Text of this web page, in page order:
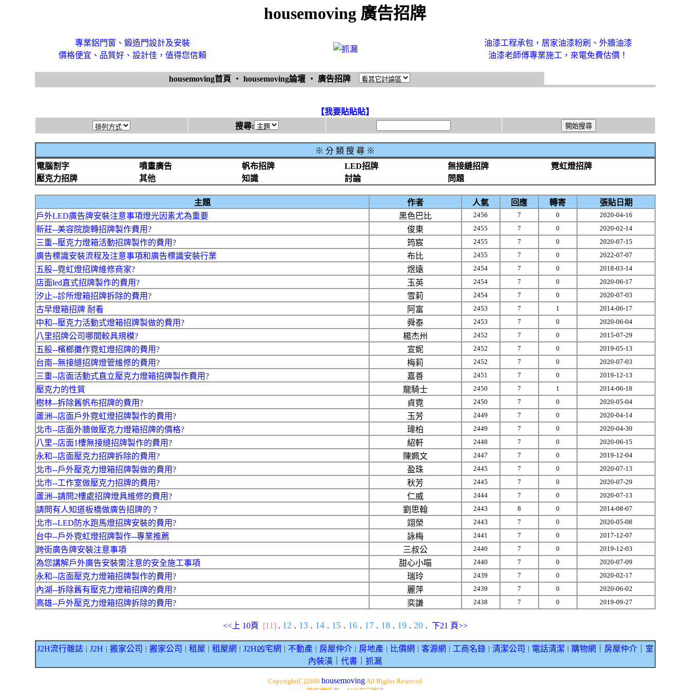
housemoving 廣告招牌
專業鋁門窗、鍛造門設計及安裝
價格便宜、品質好、設計佳，值得您信賴
油漆工程承包，居家油漆粉刷、外牆油漆
油漆老師傅專業施工，來電免費估價！
housemoving首頁 ‧ housemoving論壇 ‧ 廣告招牌
【我要貼貼貼】
搜尋:
※ 分 類 搜 尋 ※
電腦割字
噴畫廣告 帆布招牌 LED招牌 無接縫招牌
霓虹燈招牌
壓克力招牌
其他 知識 討論 問題
主題 作者 人氣 回應 轉寄
張貼日期
戶外LED廣告牌安裝注意事項燈光因素尤為重要
黑色巴比 2456 7 0 2020-04-16
新莊--美容院旋轉招牌製作費用? 俊東 2455 7 0 2020-02-14
三重--壓克力燈箱活動招牌製作的費用? 筠宸 2455 7 0 2020-07-15
廣告標識安裝流程及注意事項和廣告標識安裝行業 布比 2455 7 0 2022-07-07
五股--霓虹燈招牌維修商家? 煜遠 2454 7 0 2018-03-14
店面led直式招牌製作的費用? 玉英 2454 7 0 2020-06-17
汐止--診所燈箱招牌拆除的費用? 雪莉 2454 7 0 2020-07-03
古早燈箱招牌 耐看 阿富 2453 7 1 2014-06-17
中和--壓克力活動式燈箱招牌製做的費用? 舜泰 2453 7 0 2020-06-04
八里招牌公司哪間較具規模? 楊杰州 2452 7 0 2015-07-29
五股--檳榔攤作霓虹燈招牌的費用? 宣妮 2452 7 0 2019-05-13
台南--無接縫招牌燈管維修的費用? 梅莉 2452 7 0 2020-07-03
三重--店面活動式直立壓克力燈箱招牌製作費用? 嘉善 2451 7 0 2019-12-13
壓克力的性質 龍騎士 2450 7 1 2014-06-18
樹林--拆除舊帆布招牌的費用? 貞霓 2450 7 0 2020-05-04
蘆洲--店面戶外霓虹燈招牌製作的費用? 玉芳 2449 7 0 2020-04-14
北市--店面外牆做壓克力燈箱招牌的價格? 瑋柏 2449 7 0 2020-04-30
八里--店面1樓無接縫招牌製作的費用? 紹軒 2448 7 0 2020-06-15
永和--店面壓克力招牌拆除的費用? 陳姵文 2447 7 0 2019-12-04
北市--戶外壓克力燈箱招牌製做的費用? 盈珠 2445 7 0 2020-07-13
北市--工作室做壓克力招牌的費用? 秋芳 2445 7 0 2020-07-29
蘆洲--請問2樓處招牌燈具維修的費用? 仁威 2444 7 0 2020-07-13
請問有人知道板橋做廣告招牌的？ 劉思翰 2443 8 0 2014-08-07
北市--LED防水跑馬燈招牌安裝的費用? 翊榮 2443 7 0 2020-05-08
台中--戶外霓虹燈招牌製作--專業推薦 詠梅 2441 7 0 2017-12-07
跨街廣告牌安裝注意事項 三叔公 2440 7 0 2019-12-03
為您講解戶外廣告安裝需注意的安全施工事項 甜心小喵 2440 7 0 2020-07-09
永和--店面壓克力燈箱招牌製作的費用? 瑞玲 2439 7 0 2020-02-17
內湖--拆除舊有壓克力燈箱招牌的費用? 麗萍 2439 7 0 2020-06-02
高雄--戶外壓克力燈箱招牌拆除的費用? 奕謙 2438 7 0 2019-09-27
<<上 10頁 [11] . 12 . 13 . 14 . 15 . 16 . 17 . 18 . 19 . 20 . 下21 頁>>
J2H流行雜誌｜ J2H 搬家公司 搬家公司 租屋 租屋網 J2H凶宅網 不動產｜ 房屋仲介｜ 房地產｜ 比價網 客源網 工商名錄｜ 清潔公司 電話清潔 購物網 房屋仲介｜ 室
內裝潢
代書 抓漏
Copyright(C)2000 housemovingAll Rights Reserved